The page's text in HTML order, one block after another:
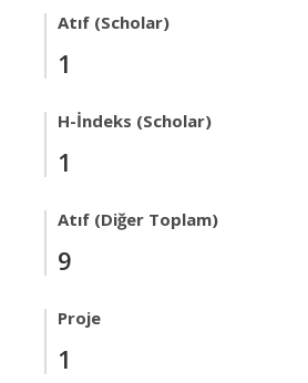
Atıf (Scholar)
1
H-İndeks (Scholar)
1
Atıf (Diğer Toplam)
9
Proje
1